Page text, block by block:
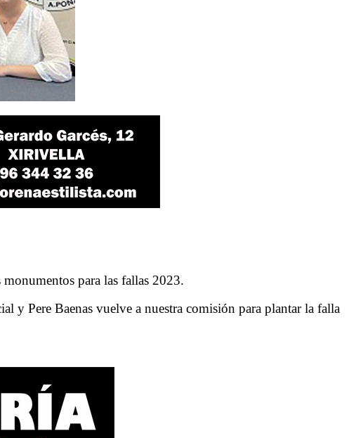
para las fallas 2023.
y Pere Baenas vuelve a nuestra comisión para plantar la falla